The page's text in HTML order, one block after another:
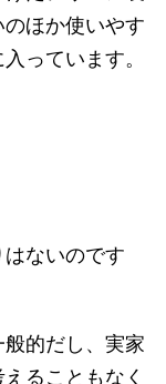
ほか使いやす
っています。
ないのです
的だし、実家
ることもなく